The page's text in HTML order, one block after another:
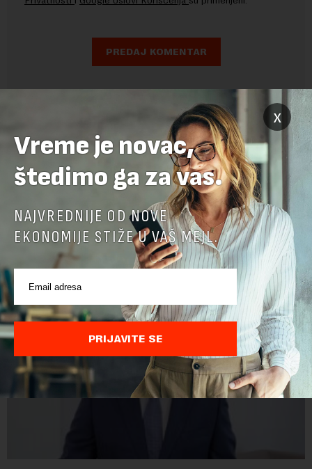
POVEZANI SADRŽAJI
x
Vreme je novac,
štedimo ga za vas.
NAJVREDNIJE OD NOVE
EKONOMIJE STIŽE U VAŠ MEJL.
PRIJAVITE SE